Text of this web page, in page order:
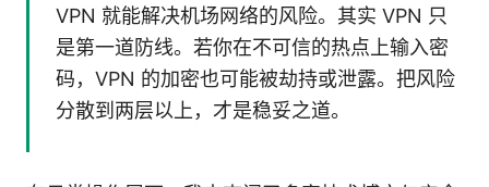
VPN 就能解决机场网络的风险。其实 VPN 只
是第一道防线。若你在不可信的热点上输入密
码，VPN 的加密也可能被劫持或泄露。把风险
分散到两层以上，才是稳妥之道。